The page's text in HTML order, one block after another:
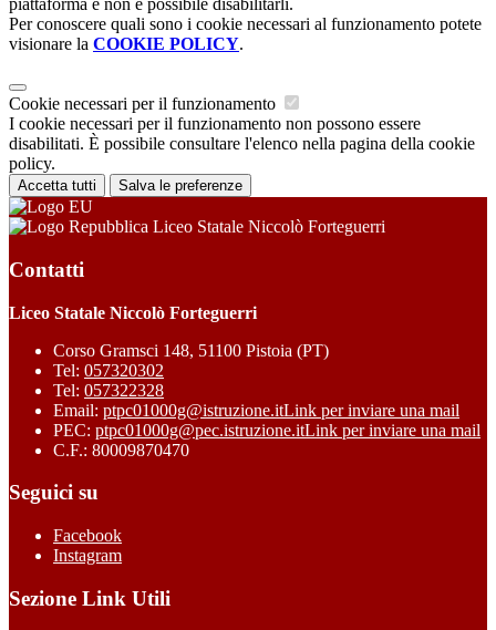
piattaforma e non è possibile disabilitarli.
Per conoscere quali sono i cookie necessari al funzionamento potete
visionare la COOKIE POLICY.
Cookie necessari per il funzionamento
I cookie necessari per il funzionamento non possono essere
disabilitati. È possibile consultare l'elenco nella pagina della cookie
policy.
Accetta tutti Salva le preferenze
Liceo Statale Niccolò Forteguerri
Contatti
Liceo Statale Niccolò Forteguerri
Corso Gramsci 148, 51100 Pistoia (PT)
Tel: 057320302
Tel: 057322328
Email: ptpc01000g@istruzione.itLink per inviare una mail
PEC: ptpc01000g@pec.istruzione.itLink per inviare una mail
C.F.: 80009870470
Seguici su
Facebook
Instagram
Sezione Link Utili